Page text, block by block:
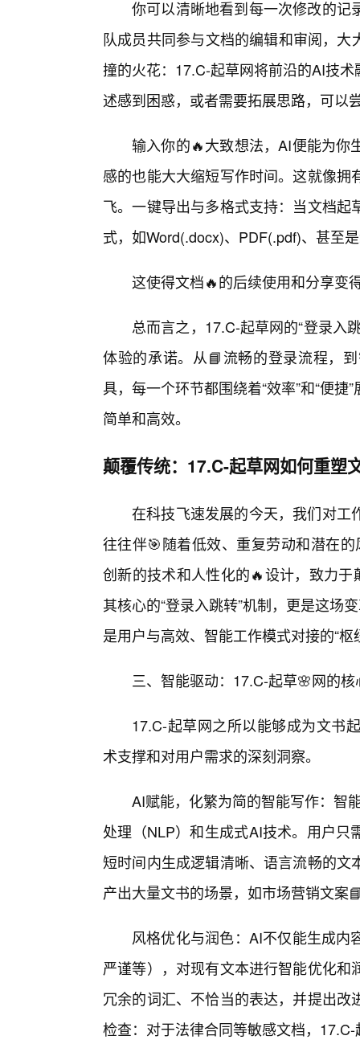
你可以清晰地看到每一次修改的记
队成员共同参与文档的编辑和审阅，
撞的火花：17.C-起草网将前沿的AI技
述感到困惑，或者需要拓展思路，可以
输入你的🔥大致想法，AI便能为你
感的也能大大缩短写作时间。这就像
飞。一键导出与多格式支持：当文档
式，如Word(.docx)、PDF(.pdf)、甚至
这使得文档🔥的后续使用和分享变
总而言之，17.C-起草网的“登录入
体验的承诺。从📘流畅的登录流程，
具，每一个环节都围绕着“效率”和“便
简单和高效。
颠覆传统：17.C-起草网如何重塑
在科技飞速发展的今天，我们对工
往往伴🎯随着低效、重复劳动和潜在
创新的技术和人性化的🔥设计，致力
其核心的“登录入跳转”机制，更是这场
是用户与高效、智能工作模式对接的“枢
三、智能驱动：17.C-起草🌸网的
17.C-起草网之所以能够成为文书
术支撑和对用户需求的深刻洞察。
AI赋能，化繁为简的智能写作：智
处理（NLP）和生成式AI技术。用户
短时间内生成逻辑清晰、语言流畅的
产出大量文书的场景，如市场营销文案
风格优化与润色：AI不仅能生成内
严谨等），对现有文本进行智能优化
冗余的词汇、不恰当的表达，并提出
检查：对于法律合同等敏感文档，